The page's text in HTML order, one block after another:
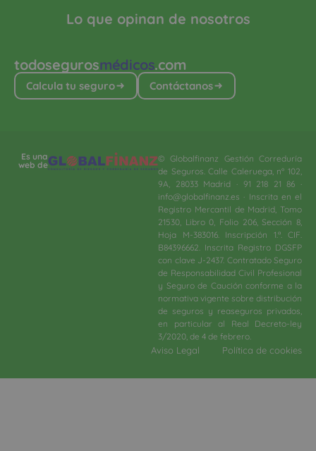
todosegurosmédicos.com
Calcula tu seguro Contáctanos
Lo que opinan de nosotros
Es una
web de
© Globalfinanz Gestión Correduría
de Seguros. Calle Caleruega, nº 102,
9A, 28033 Madrid · 91 218 21 86 ·
info@globalfinanz.es · Inscrita en el
Registro Mercantil de Madrid, Tomo
21530, Libro 0, Folio 206, Sección 8,
Hoja M-383016. Inscripción 1.ª. CIF.
B84396662. Inscrita Registro DGSFP
con clave J-2437. Contratado Seguro
de Responsabilidad Civil Profesional
y Seguro de Caución conforme a la
normativa vigente sobre distribución
de seguros y reaseguros privados,
en particular al Real Decreto-ley
3/2020, de 4 de febrero.​
Aviso Legal Política de cookies